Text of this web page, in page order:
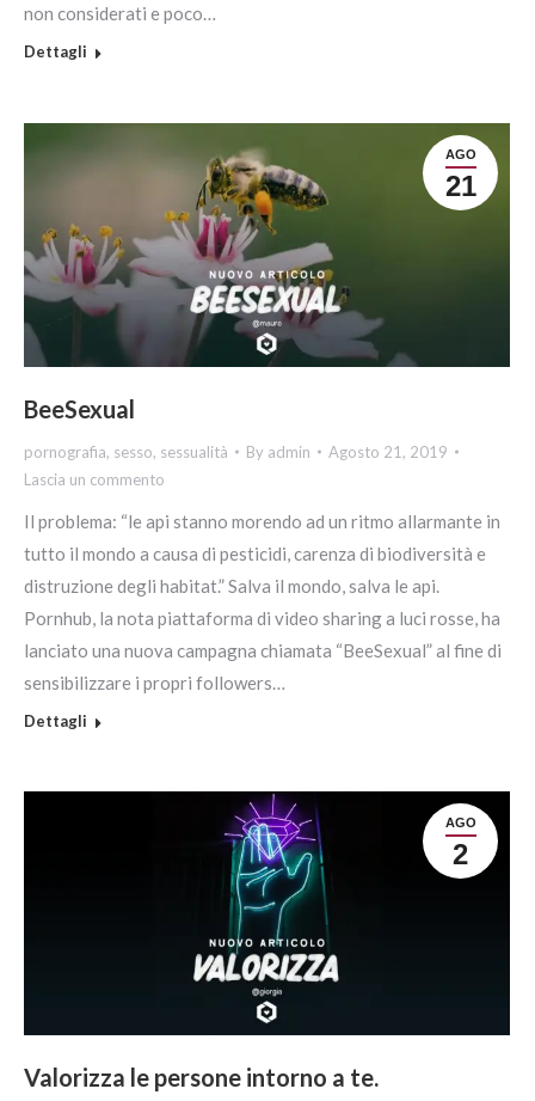
non considerati e poco…
Dettagli
AGO
21
BeeSexual
pornografia, sesso, sessualità By admin
Agosto 21, 2019
Lascia un commento
Il problema: “le api stanno morendo ad un ritmo allarmante in
tutto il mondo a causa di pesticidi, carenza di biodiversità e
distruzione degli habitat.” Salva il mondo, salva le api.
Pornhub, la nota piattaforma di video sharing a luci rosse, ha
lanciato una nuova campagna chiamata “BeeSexual” al fine di
sensibilizzare i propri followers…
Dettagli
AGO
2
Valorizza le persone intorno a te.